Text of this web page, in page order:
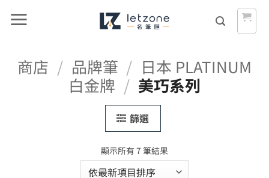
商店 / 品牌筆 / 日本 PLATINUM
白金牌 / 美巧系列
篩選
顯示所有 7 筆結果
最